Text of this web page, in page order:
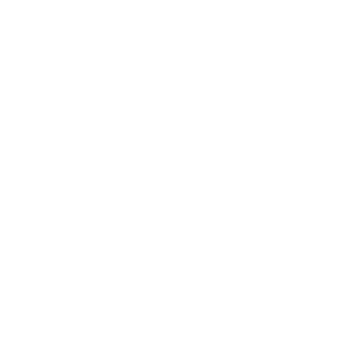
了承ください。
御機器販売店・
ようお願いしま
にご登録され
とをご了承くだ
ありません。
です。
ず変更すること
ない年数を意
貨物等」とい
可)を取得する
通知します。
、取り引きをい
ムロン制御